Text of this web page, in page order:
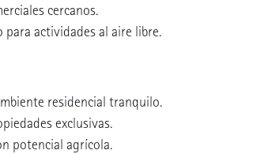
cercanos.
para actividades al aire libre.
residencial tranquilo.
exclusivas.
potencial agrícola.